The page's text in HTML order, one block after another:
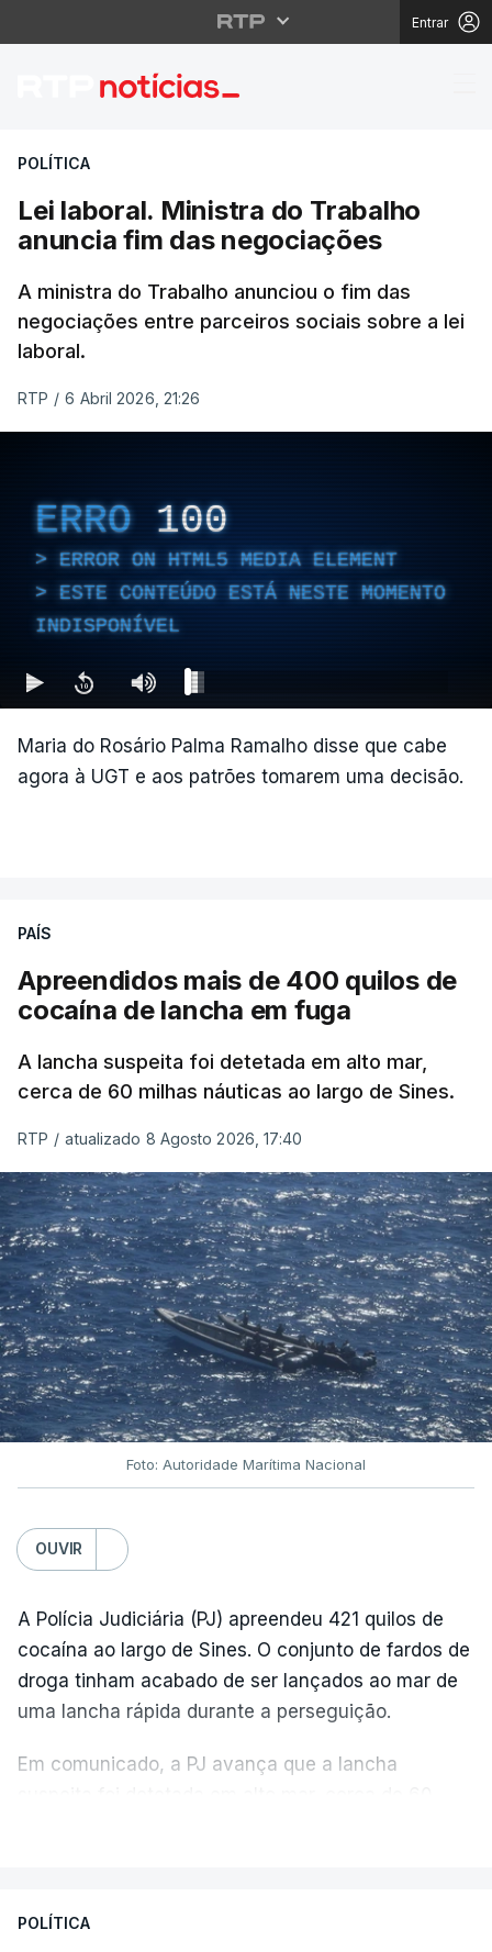
Entrar
Lei laboral. Ministra
POLÍTICA
Lei laboral. Ministra do Trabalho
anuncia fim das negociações
A ministra do Trabalho anunciou o fim das
negociações entre parceiros sociais sobre a lei
laboral.
RTP / 6 Abril 2026, 21:26
ERRO 100
ERROR ON HTML5 MEDIA ELEMENT
ESTE CONTEÚDO ESTÁ NESTE MOMENTO
INDISPONÍVEL
Maria do Rosário Palma Ramalho disse que cabe
agora à UGT e aos patrões tomarem uma decisão.
PAÍS
Apreendidos mais de 400 quilos de
cocaína de lancha em fuga
A lancha suspeita foi detetada em alto mar,
cerca de 60 milhas náuticas ao largo de Sines.
RTP / atualizado 8 Agosto 2026, 17:40
Foto: Autoridade Marítima Nacional
OUVIR
A Polícia Judiciária (PJ) apreendeu 421 quilos de
cocaína ao largo de Sines. O conjunto de fardos de
droga tinham acabado de ser lançados ao mar de
uma lancha rápida durante a perseguição.
Em comunicado, a PJ avança que a lancha
desencadeando uma ação de prevenção
POLÍTICA